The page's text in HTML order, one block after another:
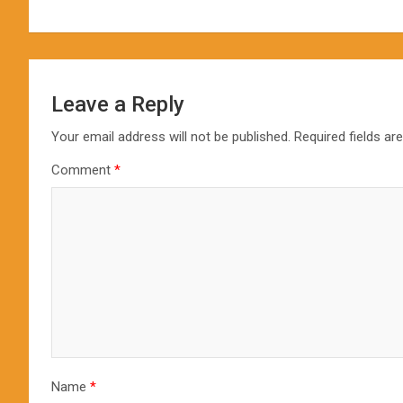
Leave a Reply
Your email address will not be published. Required fields
Comment *
Name *